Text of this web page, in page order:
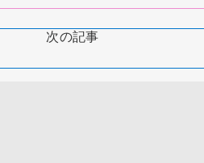
次の記事